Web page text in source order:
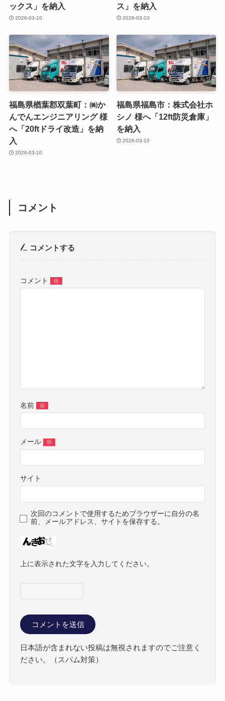
ックス」を納入
2026-03-10
ス」を納入
2026-03-10
福島県楢葉郡双葉町：㈱か
んでんエンジニアリング 様
へ「20ftドライ改造」を納
入
2026-03-10
福島県福島市：株式会社ホ
シノ 様へ「12ft防災倉庫」
を納入
2026-03-10
コメント
コメントする
コメント ※
名前 ※
メール ※
サイト
次回のコメントで使用するためブラウザーに自分の名
前、メールアドレス、サイトを保存する。
上に表示された文字を入力してください。
日本語が含まれない投稿は無視されますのでご注意く
ださい。（スパム対策）